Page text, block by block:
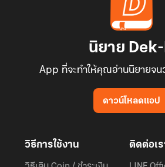
นิยาย
App ที่จะทำให้คุณอ่านนิยายจน
ดาวน์โหลดแอป
วิธีการใช้งาน ติดต่อเร